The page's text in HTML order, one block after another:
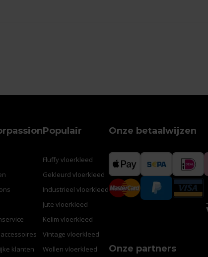
klanten
Populair
Fluffy vloerkleed
Gekleurd vloerkleed
Industrieel vloerkleed
Jute vloerkleed
Kelim vloerkleed
Vintage vloerkleed
Wollen vloerkleed
Onze betaalwijzen
Onze partners